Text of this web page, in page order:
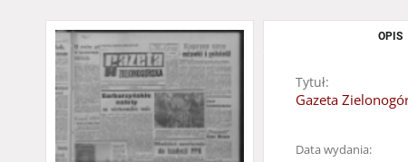
OPIS
Tytuł:
Gazeta
Data wydania: